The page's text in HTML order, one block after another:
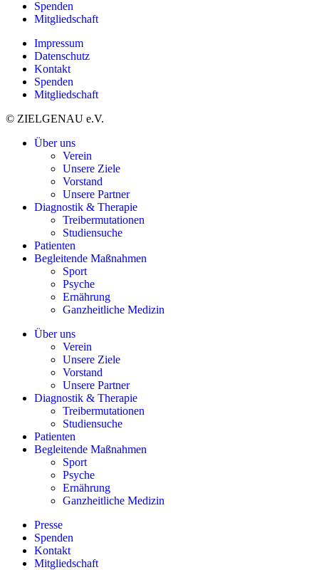
Spenden
Mitgliedschaft
Impressum
Datenschutz
Kontakt
Spenden
Mitgliedschaft
© ZIELGENAU e.V.
Über uns
Verein
Unsere Ziele
Vorstand
Unsere Partner
Diagnostik & Therapie
Treibermutationen
Studiensuche
Patienten
Begleitende Maßnahmen
Sport
Psyche
Ernährung
Ganzheitliche Medizin
Über uns
Verein
Unsere Ziele
Vorstand
Unsere Partner
Diagnostik & Therapie
Treibermutationen
Studiensuche
Patienten
Begleitende Maßnahmen
Sport
Psyche
Ernährung
Ganzheitliche Medizin
Presse
Spenden
Kontakt
Mitgliedschaft